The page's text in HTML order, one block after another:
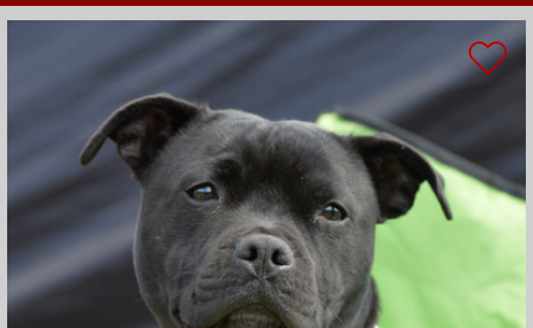
MELLEM
MELLEM
MEGET
TEMPERAMENT
MELLEM
SELVSTÆNDIG
ANDRE EGENSKABER
GOD TIL AGILITY
GOD TIL ÆLDRE
BØRNEVENLIG
JAGTHUND
BRUGSHUND
GØR SJÆLDENT